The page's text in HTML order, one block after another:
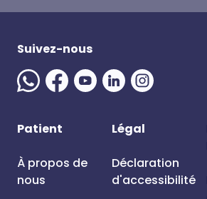
Suivez-nous
Patient
À propos de
nous
Légal
Déclaration
d'accessibilité